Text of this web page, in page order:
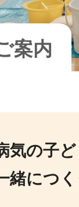
案内
気の子ど
緒につ